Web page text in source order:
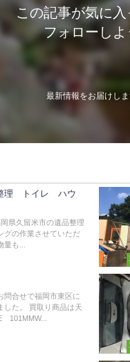
この記事が気に入
フォローしよ
最新情報をお届けし
理 トイレ ハウ
県久留米市の遺品整理
グの作業させていただ
量も...
問合せで福岡市東区に
した。 買取り商品は天
101MMW...